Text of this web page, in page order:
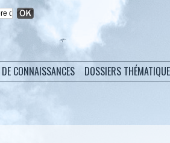
CONNAISSANCES DOSSIERS